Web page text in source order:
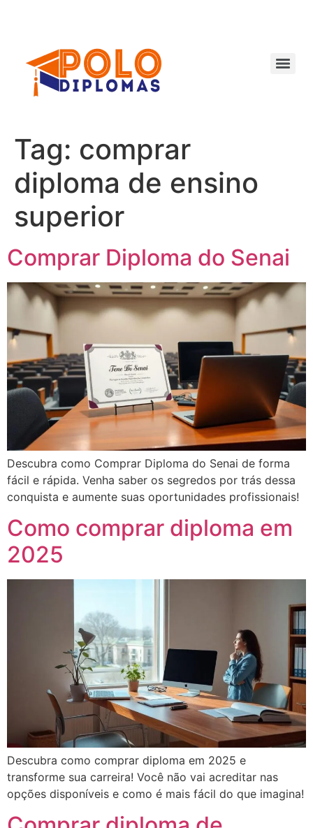
conteúdo
Tag: comprar
diploma de ensino
superior
Comprar Diploma do Senai
Descubra como Comprar Diploma do Senai de forma
fácil e rápida. Venha saber os segredos por trás dessa
conquista e aumente suas oportunidades profissionais!
Como comprar diploma em
2025
Descubra como comprar diploma em 2025 e
transforme sua carreira! Você não vai acreditar nas
opções disponíveis e como é mais fácil do que imagina!